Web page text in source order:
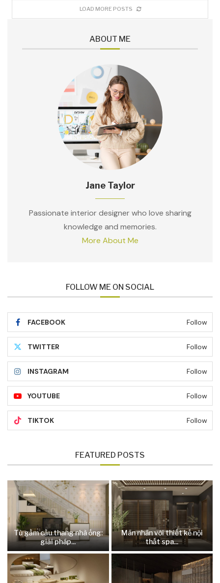
LOAD MORE POSTS
ABOUT ME
Jane Taylor
Passionate interior designer who love sharing
knowledge and memories.
More About Me
FOLLOW ME ON SOCIAL
FACEBOOK Follow
TWITTER Follow
INSTAGRAM Follow
YOUTUBE Follow
TIKTOK Follow
FEATURED POSTS
Tủ gầm cầu thang nhà ống:
giải pháp...
Mãn nhãn với thiết kế nội
thất spa...